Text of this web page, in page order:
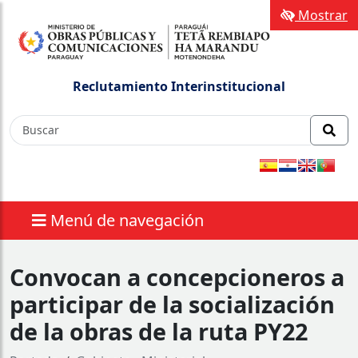
Reclutamiento Interinstitucional
Menú de navegación
Mostrar
Convocan a concepcioneros a
participar de la socialización
de la obras de la ruta PY22